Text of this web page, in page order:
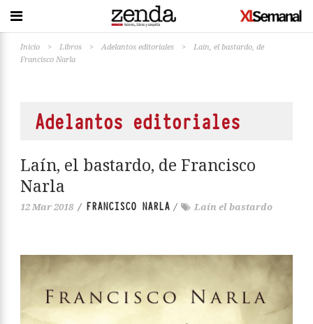
Inicio > Libros > Adelantos editoriales >
Laín, el bastardo, de
Francisco Narla
Adelantos editoriales
Laín, el bastardo, de Francisco
Narla
12 Mar 2018 / FRANCISCO NARLA / Laín el bastardo